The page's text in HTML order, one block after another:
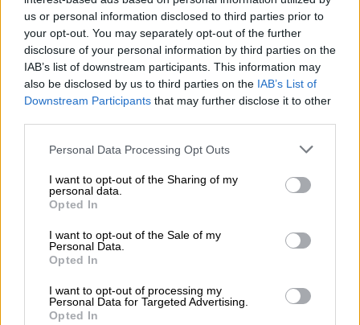
us or personal information disclosed to third parties prior to
your opt-out. You may separately opt-out of the further
disclosure of your personal information by third parties on the
IAB’s list of downstream participants. This information may
also be disclosed by us to third parties on the IAB’s List of
Downstream Participants that may further disclose it to other
Personal Data Processing Opt Outs
I want to opt-out of the Sharing of my
personal data.
Opted In
I want to opt-out of the Sale of my
Personal Data.
Opted In
I want to opt-out of processing my
Personal Data for Targeted Advertising.
Opted In
policy
probabilmente il più importante – dei nostri figli.